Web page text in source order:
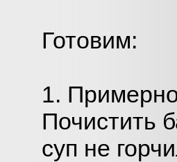
Готовим:
1.
Почистить
суп не